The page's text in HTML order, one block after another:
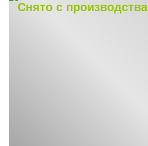
Снято с производства